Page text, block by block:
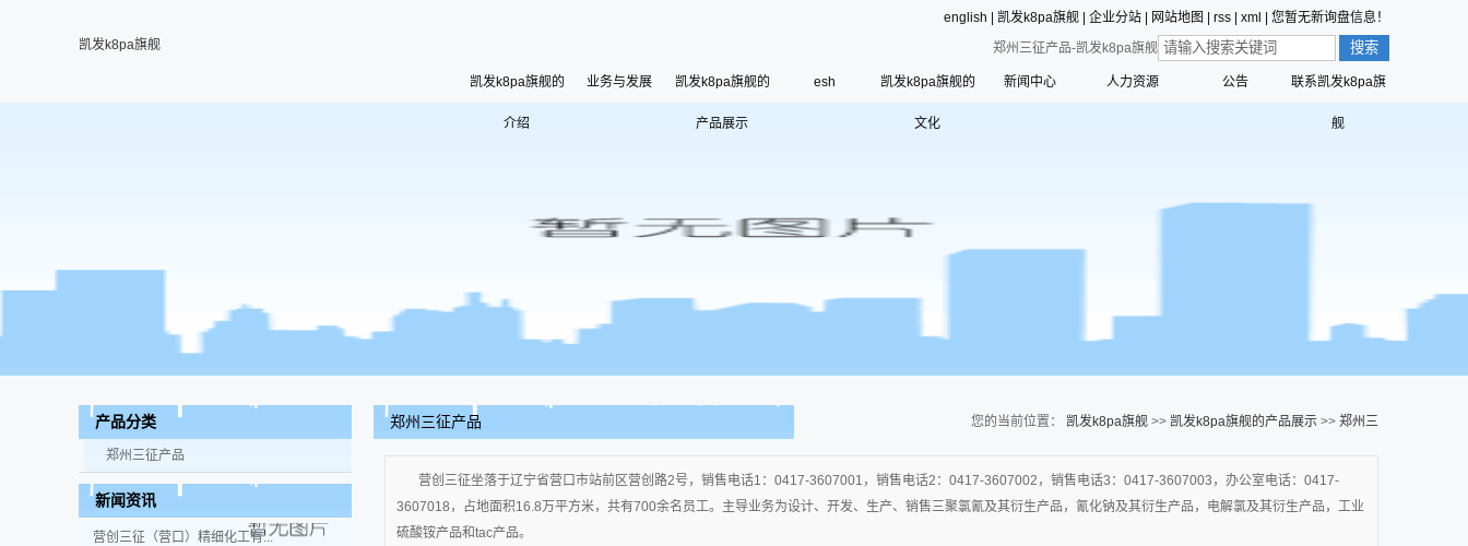
english 凯发k8pa旗舰 企业分站 网站地图 rss xml
您暂无新询盘信息！
凯发k8pa旗舰
郑州三征产品-凯发k8pa旗舰
凯发k8pa旗舰的
介绍
管理层
历史沿革
业务与发展 凯发k8pa旗舰的
产品展示
esh
esh
凯发k8pa旗舰的
文化
标识解析
新闻中心 人力资源
员工投诉和举报管理制度
公告 联系凯发k8pa旗
舰
产品分类
郑州三征产品
新闻资讯
营创三征（营口）精细化工有...
郑州三征产品 您的当前位置： 凯发k8pa旗舰 >> 凯发k8pa旗舰的产品展示 >> 郑州三
营创三征坐落于辽宁省营口市站前区营创路2号，销售电话1：0417-3607001，销售电话2：0417-3607002，销售电话3：0417-3607003，办公室电话：0417-
3607018，占地面积16.8万平方米，共有700余名员工。主导业务为设计、开发、生产、销售三聚氯氰及其衍生产品，氰化钠及其衍生产品，电解氯及其衍生产品，工业
硫酸铵产品和tac产品。